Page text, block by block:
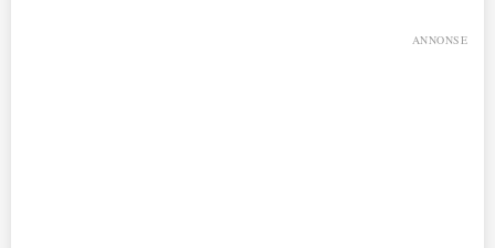
ANNONSE